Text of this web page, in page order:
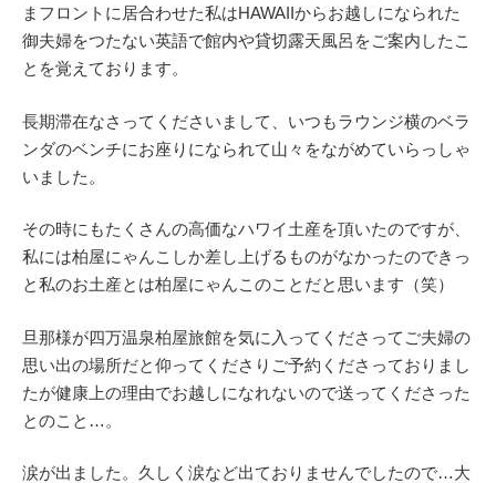
まフロントに居合わせた私はHAWAIIからお越しになられた
御夫婦をつたない英語で館内や貸切露天風呂をご案内したこ
とを覚えております。
長期滞在なさってくださいまして、いつもラウンジ横のベラ
ンダのベンチにお座りになられて山々をながめていらっしゃ
いました。
その時にもたくさんの高価なハワイ土産を頂いたのですが、
私には柏屋にゃんこしか差し上げるものがなかったのできっ
と私のお土産とは柏屋にゃんこのことだと思います（笑）
旦那様が四万温泉柏屋旅館を気に入ってくださってご夫婦の
思い出の場所だと仰ってくださりご予約くださっておりまし
たが健康上の理由でお越しになれないので送ってくださった
とのこと…。
涙が出ました。久しく涙など出ておりませんでしたので…大